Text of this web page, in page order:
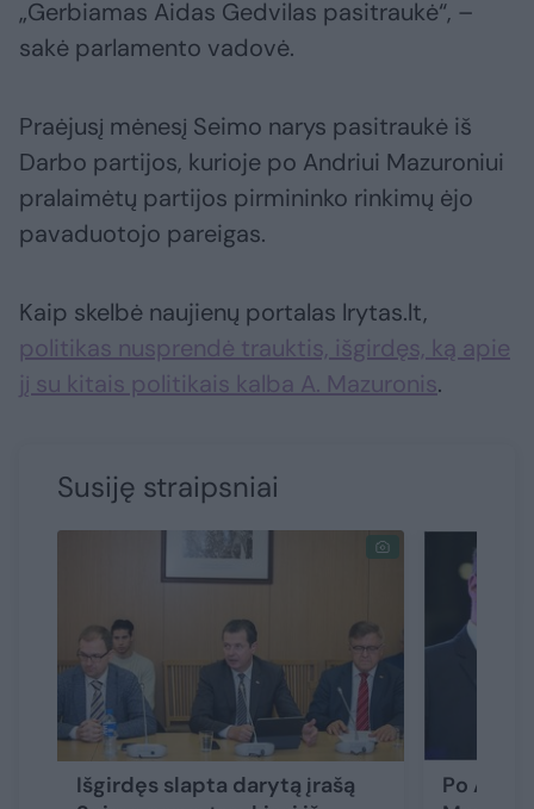
„Gerbiamas Aidas Gedvilas pasitraukė“, –
sakė parlamento vadovė.
Praėjusį mėnesį Seimo narys pasitraukė iš
Darbo partijos, kurioje po Andriui Mazuroniui
pralaimėtų partijos pirmininko rinkimų ėjo
pavaduotojo pareigas.
Kaip skelbė naujienų portalas lrytas.lt,
politikas nusprendė trauktis, išgirdęs, ką apie
jį su kitais politikais kalba A. Mazuronis.
Susiję straipsniai
Išgirdęs slapta darytą įrašą
Po A.